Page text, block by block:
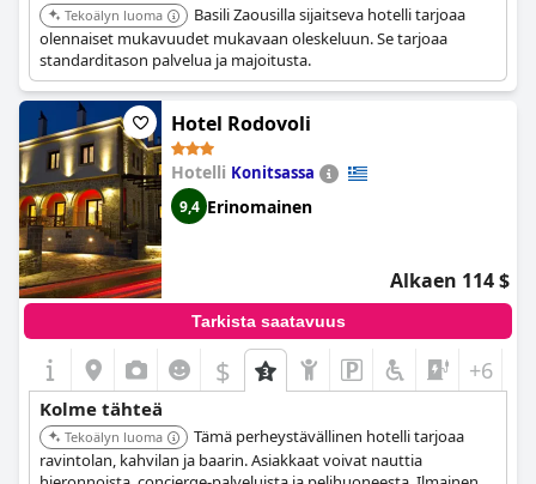
Tekoälyn luoma
Basili Zaousilla sijaitseva hotelli tarjoaa
olennaiset mukavuudet mukavaan oleskeluun. Se tarjoaa
standarditason palvelua ja majoitusta.
Hotel Rodovoli
Hotelli Konitsassa
9,4 Erinomainen
Alkaen 114 $
Tarkista saatavuus
$ +6
Kolme tähteä
Tekoälyn luoma
Tämä perheystävällinen hotelli tarjoaa
ravintolan, kahvilan ja baarin. Asiakkaat voivat nauttia